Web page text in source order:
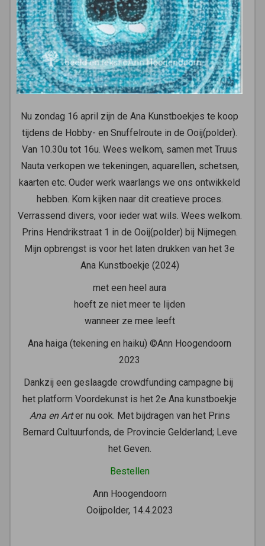
Nu zondag 16 april zijn de Ana Kunstboekjes te koop
tijdens de Hobby- en Snuffelroute in de Ooij(polder).
Van 10.30u tot 16u. Wees welkom, samen met Truus
Nauta verkopen we tekeningen, aquarellen, schetsen,
kaarten etc. Ouder werk waarlangs we ons ontwikkeld
hebben. Kom kijken naar dit creatieve proces.
Verrassend divers, voor ieder wat wils. Wees welkom.
Prins Hendrikstraat 1 in de Ooij(polder) bij Nijmegen.
Mijn opbrengst is voor het laten drukken van het 3e
Ana Kunstboekje (2024)
met een heel aura
hoeft ze niet meer te lijden
wanneer ze mee leeft
Ana haiga (tekening en haiku) ©Ann Hoogendoorn
2023
Dankzij een geslaagde crowdfunding campagne bij
het platform Voordekunst is het 2e Ana kunstboekje
Ana en Arter nu ook. Met bijdragen van het Prins
Bernard Cultuurfonds, de Provincie Gelderland; Leve
het Geven.
Bestellen
Ann Hoogendoorn
Ooijpolder, 14.4.2023